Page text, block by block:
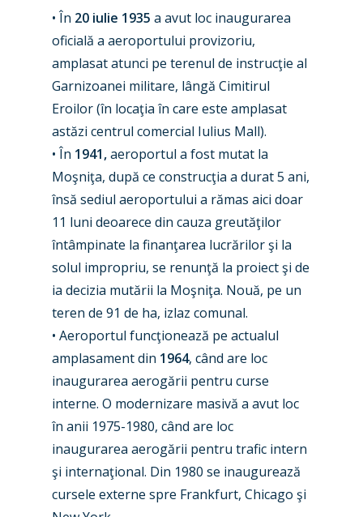
• În 20 iulie 1935 a avut loc inaugurarea
oficială a aeroportului provizoriu,
amplasat atunci pe terenul de instrucţie al
Garnizoanei militare, lângă Cimitirul
Eroilor (în locaţia în care este amplasat
astăzi centrul comercial Iulius Mall).
• În 1941,aeroportul a fost mutat la
Moşniţa, după ce construcţia a durat 5 ani,
însă sediul aeroportului a rămas aici doar
11 luni deoarece din cauza greutăţilor
întâmpinate la finanţarea lucrărilor şi la
solul impropriu, se renunţă la proiect şi de
ia decizia mutării la Moşniţa. Nouă, pe un
teren de 91 de ha, izlaz comunal.
• Aeroportul funcţionează pe actualul
amplasament din 1964, când are loc
inaugurarea aerogării pentru curse
interne. O modernizare masivă a avut loc
în anii 1975-1980, când are loc
inaugurarea aerogării pentru trafic intern
şi internaţional. Din 1980 se inaugurează
cursele externe spre Frankfurt, Chicago şi